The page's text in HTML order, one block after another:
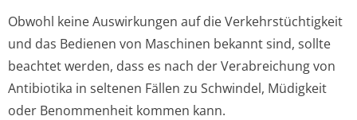
Obwohl keine Auswirkungen auf die Verkehrstüchtigkeit
und das Bedienen von Maschinen bekannt sind, sollte
beachtet werden, dass es nach der Verabreichung von
Antibiotika in seltenen Fällen zu Schwindel, Müdigkeit
oder Benommenheit kommen kann.